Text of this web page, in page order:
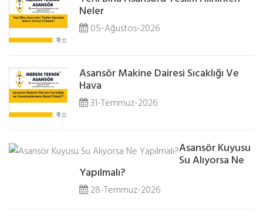
Neler
05-Ağustos-2026
Asansör Makine Dairesi Sıcaklığı Ve
Hava
31-Temmuz-2026
Asansör Kuyusu
Su Alıyorsa Ne
Yapılmalı?
28-Temmuz-2026